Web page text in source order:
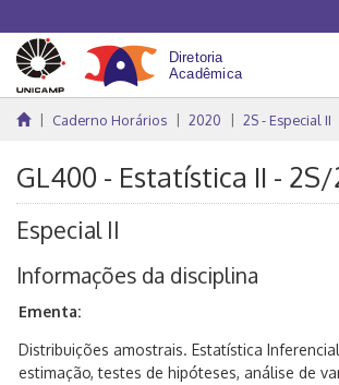
Caderno Horários 2020 2S - Especial II
GL400 - Estatística II -
Especial II
Informações da disciplina
Ementa:
Distribuições amostrais. Estatística
estimação, testes de hipóteses, análise de